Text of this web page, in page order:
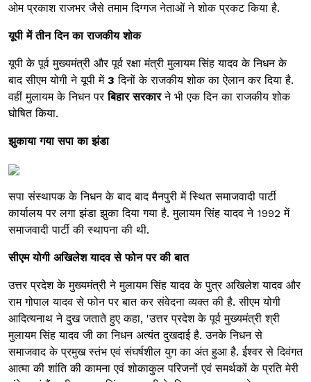
ओम प्रकाश राजभर जैसे तमाम दिग्गज नेताओं ने शोक प्रकट किया है.
यूपी में तीन दिन का राजकीय शोक
यूपी के पूर्व मुख्यमंत्री और पूर्व रक्षा मंत्री मुलायम सिंह यादव के निधन के
बाद सीएम योगी ने यूपी में 3दिनों के राजकीय शोक का ऐलान कर दिया है.
वहीं मुलायम के निधन परबिहार सरकारने भी एक दिन का राजकीय शोक
घोषित किया.
झुकाया गया सपा का झंडा
सपा संस्थापक के निधन के बाद बाद मैनपुरी में स्थित समाजवादी पार्टी
कार्यालय पर लगा झंडा झुका दिया गया है. मुलायम सिंह यादव ने 1992 में
समाजवादी पार्टी की स्थापना की थी.
सीएम योगी अखिलेश यादव से फोन पर की बात
उत्तर प्रदेश के मुख्यमंत्री ने मुलायम सिंह यादव के पुत्र अखिलेश यादव और
राम गोपाल यादव से फोन पर बात कर संवेदना व्यक्त की है. सीएम योगी
आदित्यनाथ ने दुख जताते हुए कहा, 'उत्तर प्रदेश के पूर्व मुख्यमंत्री श्री
मुलायम सिंह यादव जी का निधन अत्यंत दुखदाई है. उनके निधन से
समाजवाद के प्रमुख स्तंभ एवं संघर्षशील युग का अंत हुआ है. ईश्वर से दिवंगत
आत्मा की शांति की कामना एवं शोकाकुल परिजनों एवं समर्थकों के प्रति मेरी